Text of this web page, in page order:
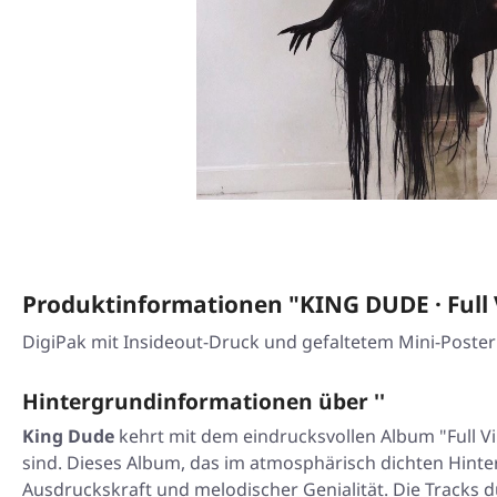
Produktinformationen "KING DUDE ·
DigiPak mit Insideout-Druck und gefaltetem Mini-
Hintergrundinformationen über ''
King Dude kehrt mit dem eindrucksvollen Album "Full
sind. Dieses Album, das im atmosphärisch dichten
Ausdruckskraft und melodischer Genialität. Die